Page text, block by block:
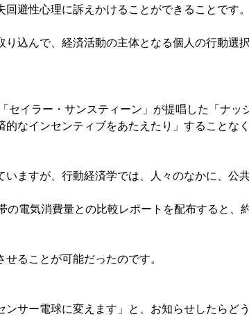
避性心理に訴えかけることができることです。
込んで、経済活動の主体となる個人の行動選
セイラー・サンスティーン」が提唱した「ナ
なインセンティブをあたえたり」することな
ますが、行動経済学では、人々のなかに、公
電気消費量との比較レポートを配布すると、
ることが可能だったのです。
サー電球に変えます」と、お知らせしたらど